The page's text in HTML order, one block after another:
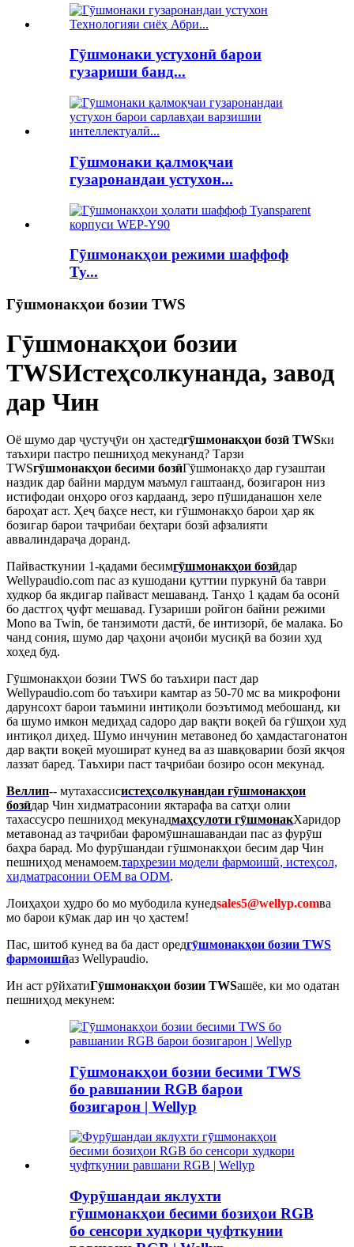
Гӯшмонаки устухонӣ барои
гузариши банд...
Гӯшмонаки қалмоқчаи
гузаронандаи устухон...
Гӯшмонакҳои режими шаффоф
Ty...
Гӯшмонакҳои бозии TWS
Гӯшмонакҳои бозии
TWSИстеҳсолкунанда, завод
дар Чин
Оё шумо дар ҷустуҷӯи он ҳастедгӯшмонакҳои бозӣ TWSки
таъхири пастро пешниҳод мекунанд? Тарзи
TWSгӯшмонакҳои бесими бозӣГӯшмонакҳо дар гузаштаи
наздик дар байни мардум маъмул гаштаанд, бозигарон низ
истифодаи онҳоро оғоз кардаанд, зеро пӯшиданашон хеле
бароҳат аст. Ҳеҷ баҳсе нест, ки гӯшмонакҳо барои ҳар як
бозигар барои таҷрибаи беҳтари бозӣ афзалияти
аввалиндараҷа доранд.
Пайвасткунии 1-қадами бесимгӯшмонакҳои бозӣдар
Wellypaudio.com пас аз кушодани қуттии пуркунӣ ба таври
худкор ба якдигар пайваст мешаванд. Танҳо 1 қадам ба осонӣ
бо дастгоҳ ҷуфт мешавад. Гузариши ройгон байни режими
Mono ва Twin, бе танзимоти дастӣ, бе интизорӣ, бе малака. Бо
чанд сония, шумо дар ҷаҳони аҷоиби мусиқӣ ва бозии худ
хоҳед буд.
Гӯшмонакҳои бозии TWS бо таъхири паст дар
Wellypaudio.com бо таъхири камтар аз 50-70 мс ва микрофони
дарунсохт барои таъмини интиқоли боэътимод мебошанд, ки
ба шумо имкон медиҳад садоро дар вақти воқеӣ ба гӯшҳои худ
интиқол диҳед. Шумо инчунин метавонед бо ҳамдастагонатон
дар вақти воқеӣ муошират кунед ва аз шавқоварии бозӣ якҷоя
лаззат баред. Таъхири паст таҷрибаи бозиро осон мекунад.
Веллип-- мутахассисистеҳсолкунандаи гӯшмонакҳои
бозӣдар Чин хидматрасонии яктарафа ва сатҳи олии
тахассусро пешниҳод мекунадмаҳсулоти гӯшмонакХаридор
метавонад аз таҷрибаи фаромӯшнашавандаи пас аз фурӯш
баҳра барад. Мо фурӯшандаи гӯшмонакҳои бесим дар Чин
пешниҳод менамоем.тарҳрезии модели фармоишӣ, истеҳсол,
хидматрасонии OEM ва ODM.
Лоиҳаҳои худро бо мо мубодила кунедsales5@wellyp.comва
мо барои кӯмак дар ин ҷо ҳастем!
Пас, шитоб кунед ва ба даст оредгӯшмонакҳои бозии TWS
фармоишӣаз Wellypaudio.
Ин аст рӯйхатиГӯшмонакҳои бозии TWSашёе, ки мо одатан
пешниҳод мекунем:
Гӯшмонакҳои бозии бесими TWS
бо равшании RGB барои
бозигарон | Wellyp
Фурӯшандаи яклухти
гӯшмонакҳои бесими бозиҳои RGB
бо сенсори худкори ҷуфткунии